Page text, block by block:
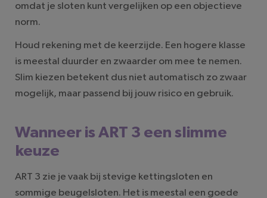
omdat je sloten kunt vergelijken op een objectieve
norm.
Houd rekening met de keerzijde. Een hogere klasse
is meestal duurder en zwaarder om mee te nemen.
Slim kiezen betekent dus niet automatisch zo zwaar
mogelijk, maar passend bij jouw risico en gebruik.
Wanneer is ART 3 een slimme
keuze
ART 3 zie je vaak bij stevige kettingsloten en
sommige beugelsloten. Het is meestal een goede